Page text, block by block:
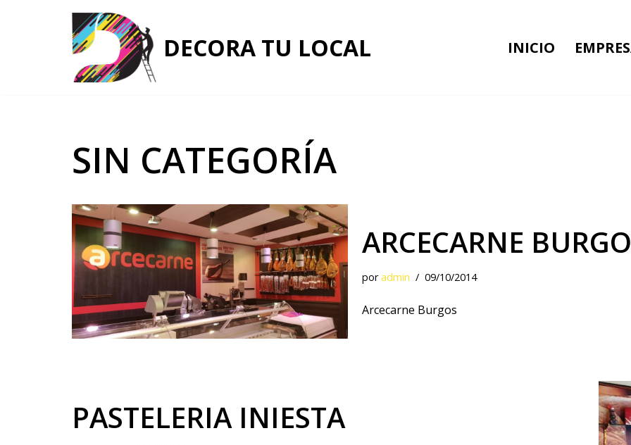
DECORA TU LOCAL INICIO
SIN CATEGORÍA
ARCECARNE
poradmin 09/10/2014
Arcecarne Burgos
PASTELERIA INIESTA